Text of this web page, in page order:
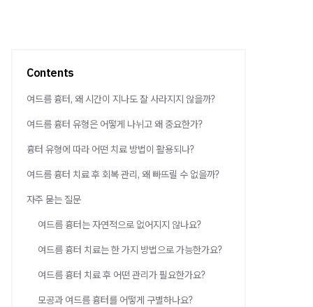
Contents
여드름 흉터, 왜 시간이 지나도 잘 사라지지 않을까?
여드름 흉터 유형은 어떻게 나뉘고 왜 중요한가?
흉터 유형에 따라 어떤 치료 방법이 활용되나?
여드름 흉터 치료 후 회복 관리, 왜 빠뜨릴 수 없을까?
자주 묻는 질문
여드름 흉터는 자연적으로 없어지지 않나요?
여드름 흉터 치료는 한 가지 방법으로 가능한가요?
여드름 흉터 치료 후 어떤 관리가 필요한가요?
모공과 여드름 흉터를 어떻게 구별하나요?